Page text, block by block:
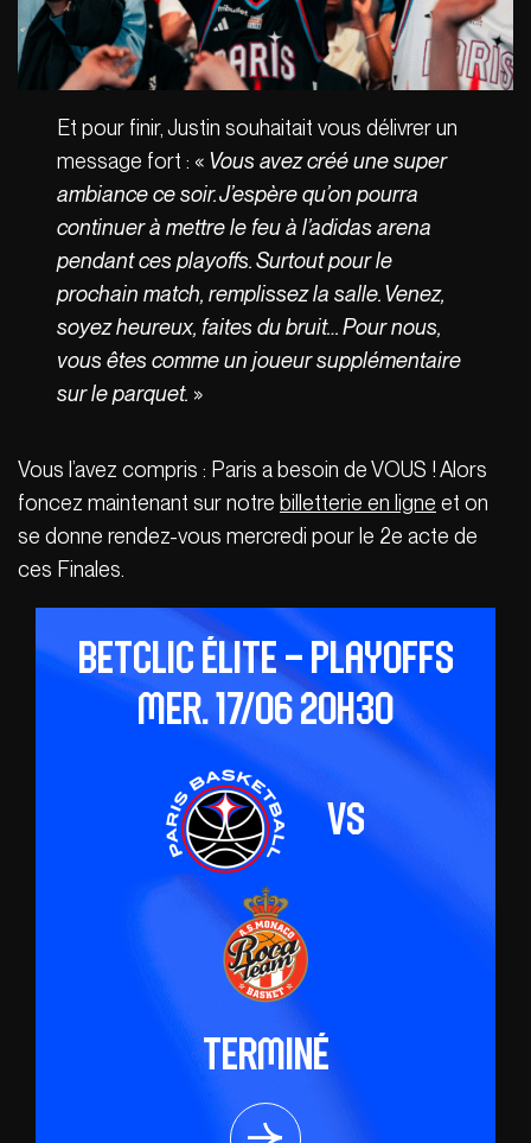
Et pour finir, Justin souhaitait vous délivrer un
message fort : « Vous avez créé une super
ambiance ce soir. J’espère qu’on pourra
continuer à mettre le feu à l’adidas arena
pendant ces playoffs. Surtout pour le
prochain match, remplissez la salle. Venez,
soyez heureux, faites du bruit… Pour nous,
vous êtes comme un joueur supplémentaire
sur le parquet. »
Vous l’avez compris : Paris a besoin de VOUS ! Alors
foncez maintenant sur notre billetterie en ligne et on
se donne rendez-vous mercredi pour le 2e acte de
ces Finales.
Betclic ÉLITE – Playoffs
mer. 17/06 20h30
vs
Terminé